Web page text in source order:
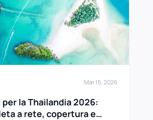
Mar 15, 2026
per la Thailandia 2026:
a rete, copertura e